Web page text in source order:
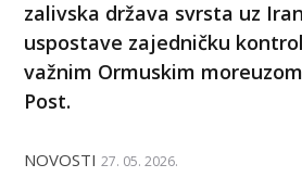
zalivska država svrsta uz
uspostave zajedničku
važnim Ormuskim
Post.
NOVOSTI 27. 05. 2026.